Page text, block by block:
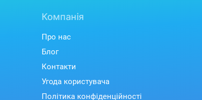
Компанія
Про нас
Блог
Контакти
Угода користувача
Політика конфіденційності